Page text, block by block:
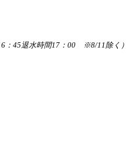
終入場16：45退水時間17：